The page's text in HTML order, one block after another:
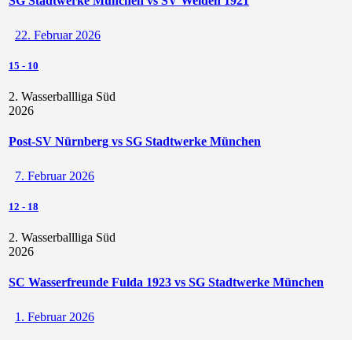
22. Februar 2026
15 - 10
2. Wasserballliga Süd
2026
Post-SV Nürnberg vs SG Stadtwerke München
7. Februar 2026
12 - 18
2. Wasserballliga Süd
2026
SC Wasserfreunde Fulda 1923 vs SG Stadtwerke München
1. Februar 2026